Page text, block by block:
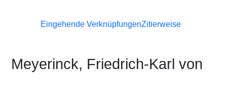
Eingehende VerknüpfungenZitierweise
Meyerinck, Friedrich-Karl von